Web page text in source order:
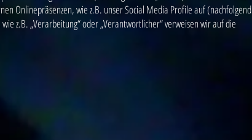
Onlinepräsenzen, wie z.B. unser Social Media Profile auf (nachfolgend
z.B. „Verarbeitung“ oder „Verantwortlicher“ verweisen wir auf die